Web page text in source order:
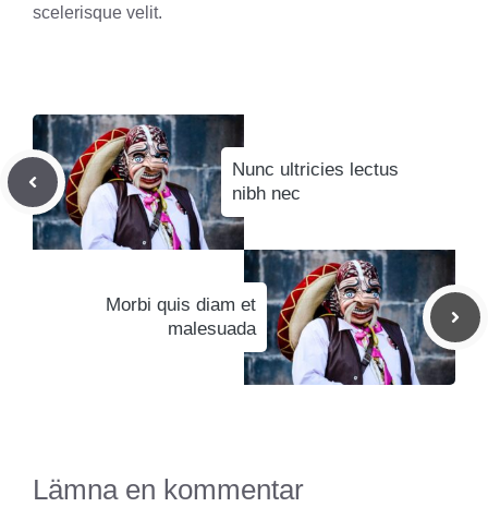
scelerisque velit.
Nunc ultricies lectus
nibh nec
Morbi quis diam et
malesuada
Lämna en kommentar